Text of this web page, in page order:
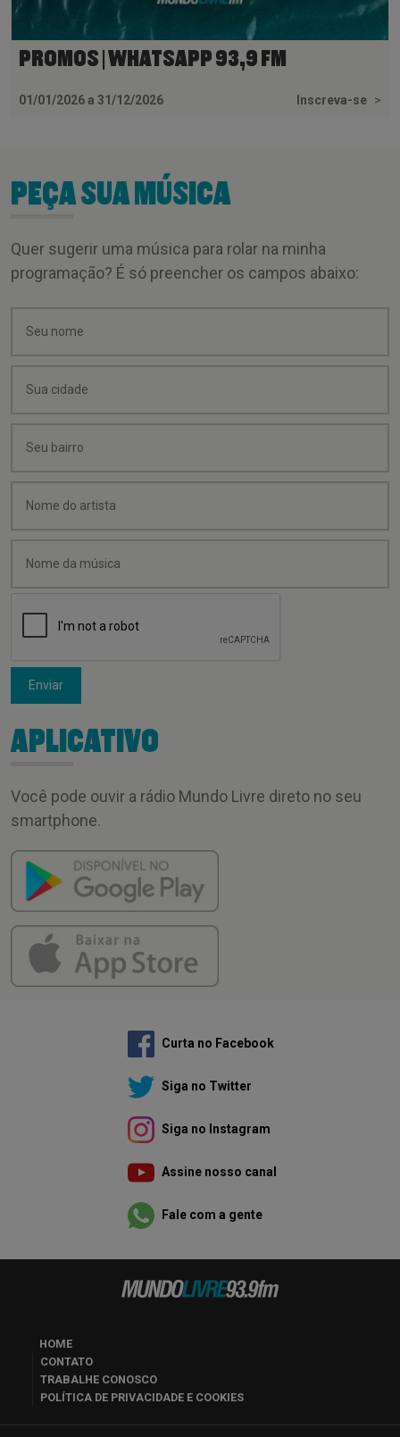
PROMOS | WHATSAPP 93,9 FM
01/01/2026 a 31/12/2026 Inscreva-se >
PEÇA SUA MÚSICA
Quer sugerir uma música para rolar na minha
programação? É só preencher os campos abaixo:
Enviar
APLICATIVO
Você pode ouvir a rádio Mundo Livre direto no seu
smartphone.
Curta no Facebook
Siga no Twitter
Siga no Instagram
Assine nosso canal
Fale com a gente
HOME
CONTATO
TRABALHE CONOSCO
POLÍTICA DE PRIVACIDADE E COOKIES